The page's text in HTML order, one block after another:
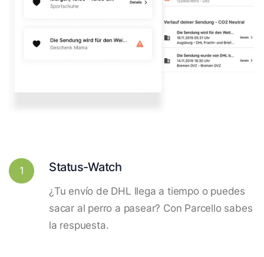
1 Status-Watch
¿Tu envío de DHL llega a tiempo o puedes
sacar al perro a pasear? Con Parcello sabes
la respuesta.